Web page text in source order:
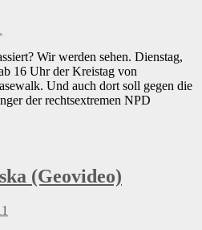
Wir werden sehen. Dienstag,
16 Uhr der Kreistag von
Und auch dort soll gegen die
der rechtsextremen NPD
(Geovideo)